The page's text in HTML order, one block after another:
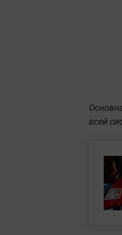
всей